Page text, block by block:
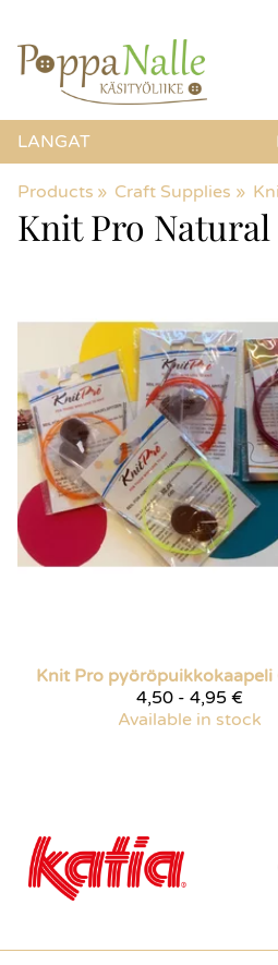
LANGAT
Products ‪» Craft Supplies ‪»
Knit Pro Natural
Knit Pro pyöröpuikkokaapeli
4,50 - 4,95 €
Available in stock